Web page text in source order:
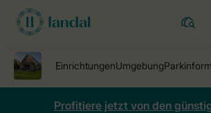
Profitiere jetzt von den